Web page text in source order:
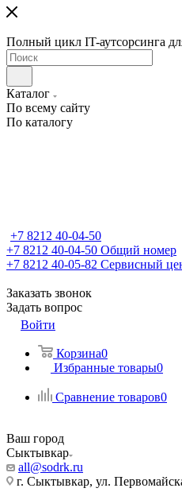
Полный цикл IT-аутсорсинга
Каталог
По всему сайту
По каталогу
+7 8212 40-04-50
+7 8212 40-04-50 Общий номер
+7 8212 40-05-82 Сервисный
Заказать звонок
Задать вопрос
Войти
Корзина0
Избранные товары0
Сравнение товаров0
Ваш город
Сыктывкар
all@sodrk.ru
г. Сыктывкар, ул.